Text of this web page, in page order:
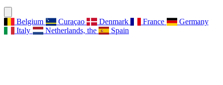
Belgium Curaçao Denmark France
Germany
Italy
Netherlands, the Spain